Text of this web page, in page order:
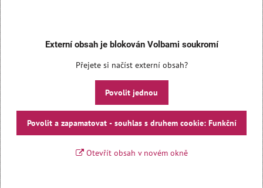
Externí obsah je blokován Volbami soukromí
Přejete si načíst externí obsah?
Povolit jednou
Povolit a zapamatovat - souhlas s druhem cookie: Funkční
Otevřít obsah v novém okně